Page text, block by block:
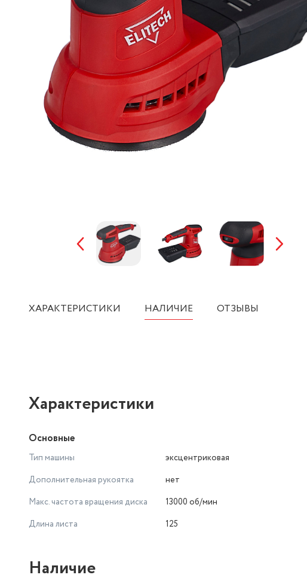
ХАРАКТЕРИСТИКИ НАЛИЧИЕ ОТЗЫВЫ
Характеристики
Основные
Тип машины
эксцентриковая
Дополнительная рукоятка
нет
Макс. частота вращения диска
13000 об/мин
Длина листа
125
Наличие